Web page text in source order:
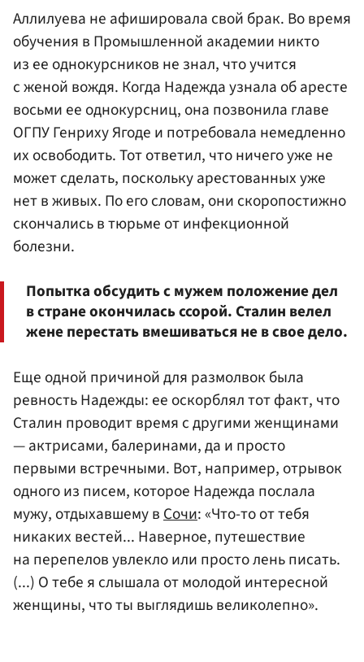
Аллилуева не афишировала свой брак. Во время
обучения в Промышленной академии никто
из ее однокурсников не знал, что учится
с женой вождя. Когда Надежда узнала об аресте
восьми ее однокурсниц, она позвонила главе
ОГПУ Генриху Ягоде и потребовала немедленно
их освободить. Тот ответил, что ничего уже не
может сделать, поскольку арестованных уже
нет в живых. По его словам, они скоропостижно
скончались в тюрьме от инфекционной
болезни.
Попытка обсудить с мужем положение дел
в стране окончилась ссорой. Сталин велел
жене перестать вмешиваться не в свое дело.
Еще одной причиной для размолвок была
ревность Надежды: ее оскорблял тот факт, что
Сталин проводит время с другими женщинами
— актрисами, балеринами, да и просто
первыми встречными. Вот, например, отрывок
одного из писем, которое Надежда послала
мужу, отдыхавшему в Сочи: «Что-то от тебя
никаких вестей... Наверное, путешествие
на перепелов увлекло или просто лень писать.
(...) О тебе я слышала от молодой интересной
женщины, что ты выглядишь великолепно».